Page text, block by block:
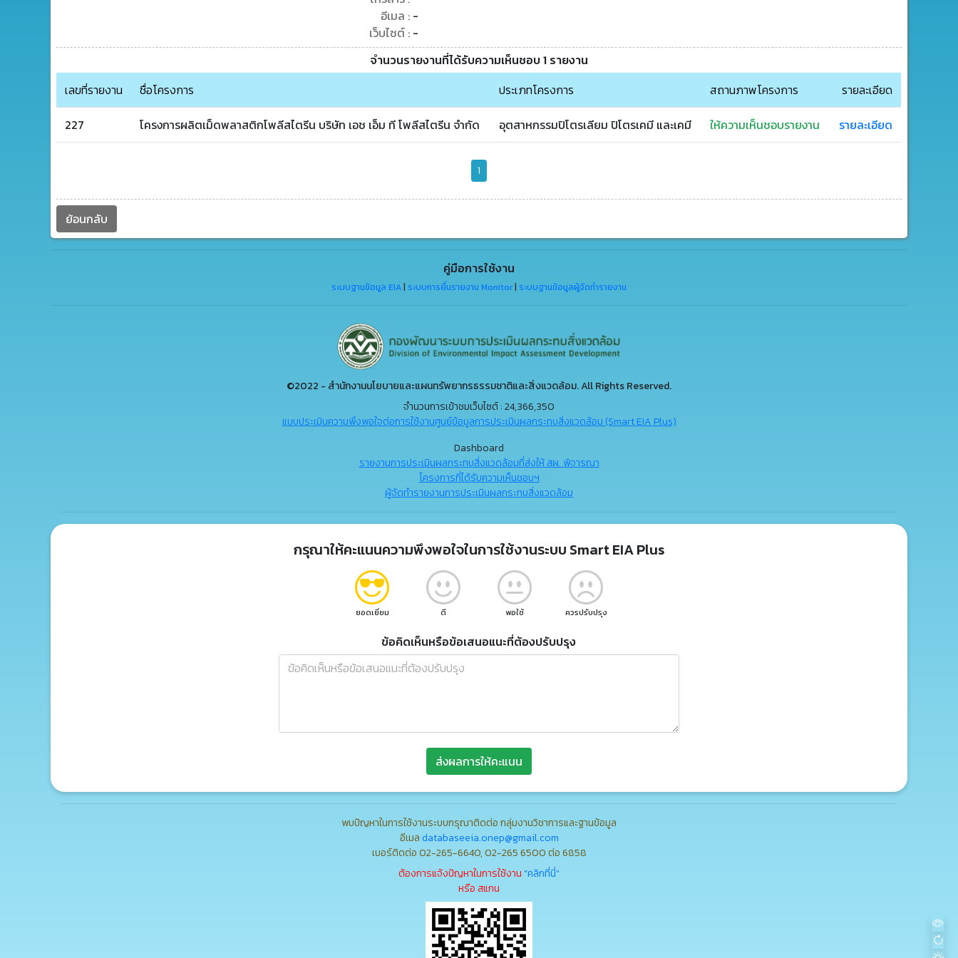
อีเมล : -
เว็บไซต์ : -
จำนวนรายงานที่ได้รับความเห็นชอบ 1 รายงาน
เลขที่รายงาน
ชื่อโครงการ ประเภทโครงการ สถานภาพโครงการ รายละเอียด
227 โครงการผลิตเม็ดพลาสติกโพลีสไตรีน บริษัท เอช เอ็ม ที โพลีสไตรีน จำกัด อุตสาหกรรมปิโตรเลียม ปิโตรเคมี และเคมี ให้ความเห็นชอบรายงาน รายละเอียด
1
ย้อนกลับ
คู่มือการใช้งาน
ระบบฐานข้อมูล EIA ระบบการยื่นรายงาน Monitor ระบบฐานข้อมูลผู้จัดทำรายงาน
©2022 - สำนักงานนโยบายและแผนทรัพยากรธรรมชาติและสิ่งแวดล้อม. All Rights Reserved.
จำนวนการเข้าชมเว็บไซต์ : 24,366,350
แบบประเมินความพึงพอใจต่อการใช้งานศูนย์ข้อมูลการประเมินผลกระทบสิ่งแวดล้อม (Smart EIA Plus)
Dashboard
รายงานการประเมินผลกระทบสิ่งแวดล้อมที่ส่งให้ สผ. พิจารณา
โครงการที่ได้รับความเห็นชอบฯ
ผู้จัดทำรายงานการประเมินผลกระทบสิ่งแวดล้อม
กรุณาให้คะแนนความพึงพอใจในการใช้งานระบบ Smart EIA Plus
ยอดเยี่ยม ดี พอใช้ ควรปรับปรุง
ข้อคิดเห็นหรือข้อเสนอแนะที่ต้องปรับปรุง
ส่งผลการให้คะแนน
พบปัญหาในการใช้งานระบบกรุณาติดต่อ กลุ่มงานวิชาการและฐานข้อมูล
อีเมล databaseeia.onep@gmail.com
เบอร์ติดต่อ 02-265-6640, 02-265 6500 ต่อ 6858
ต้องการแจ้งปัญหาในการใช้งาน "คลิกที่นี่"
หรือ สแกน